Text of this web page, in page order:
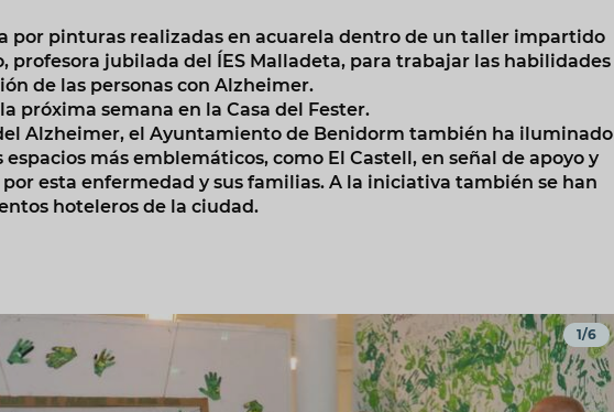
por pinturas realizadas en acuarela dentro de un taller impartido
profesora jubilada del ÍES Malladeta, para trabajar las habilidades
de las personas con Alzheimer.
próxima semana en la Casa del Fester.
Alzheimer, el Ayuntamiento de Benidorm también ha iluminado
más emblemáticos, como El Castell, en señal de apoyo y
esta enfermedad y sus familias. A la iniciativa también se han
hoteleros de la ciudad.
1/6